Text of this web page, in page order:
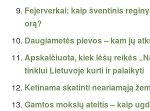
Fejerverkai: kaip šventinis
orą?
Daugiametės pievos – kam jų
Apskaičiuota, kiek lėšų reikės
tinklui Lietuvoje kurti ir palaikyti
Ketinama skatinti neariamąją
Gamtos mokslų ateitis – kaip